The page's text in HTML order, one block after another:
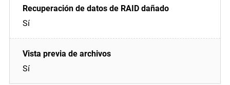
Sí
Sí